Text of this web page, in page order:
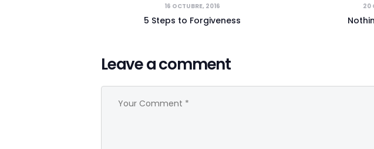
16 OCTUBRE, 2016
5 Steps to Forgiveness
20
Leave a comment